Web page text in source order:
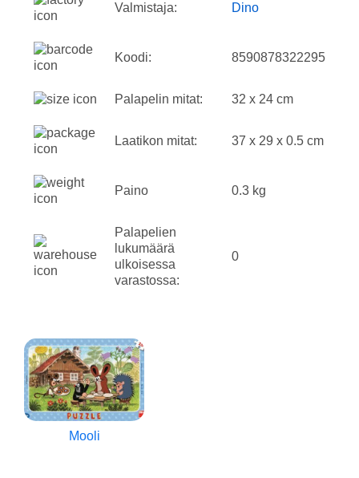
Valmistaja: Dino
Koodi: 8590878322295
Palapelin mitat: 32 x 24 cm
Laatikon mitat: 37 x 29 x 0.5 cm
Paino 0.3 kg
Palapelien
lukumäärä
ulkoisessa
varastossa:
0
Mooli